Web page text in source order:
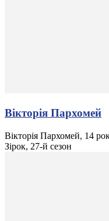
Вікторія Пархомей
Вікторія Пархомей, 14
Зірок, 27-й сезон